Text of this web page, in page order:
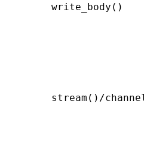
write_body()
stream()/